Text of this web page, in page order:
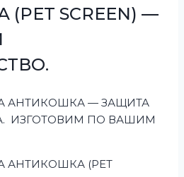
SCREEN) —
АНТИКОШКА — ЗАЩИТА
ИЗГОТОВИМ ПО ВАШИМ
АНТИКОШКА (PET